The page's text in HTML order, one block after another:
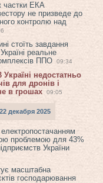
частки ЕКА
не призведе до
контролю над
стоїть завдання
реальне
ППО
09:34
недостатньо
для дронів і
в грошах
09:05
декабря 2025
електропостачанням
проблемою для 43%
України
масштабна
господарювання